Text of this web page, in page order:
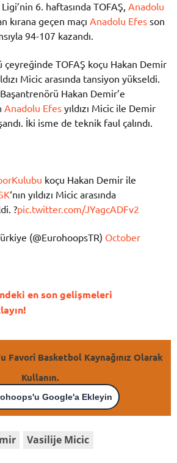
6. haftasında TOFAŞ, Anadolu
kırana geçen maçı Anadolu Efes son
94-107 kazandı.
çeyreğinde TOFAŞ koçu Hakan Demir
Micic arasında tansiyon yükseldi.
Hakan Demir’e
Anadolu Efes yıldızı Micic ile Demir
İki isme de teknik faul çalındı.
koçu Hakan Demir ile
‘nın yıldızı Micic arasında
?pic.twitter.com/JYagcADFv2
(@EurohoopsTR) October
en son gelişmeleri
Favori Basketbol Kaynağınız Olarak
Kullanın.
Google'a Ekleyin
Vasilije Micic